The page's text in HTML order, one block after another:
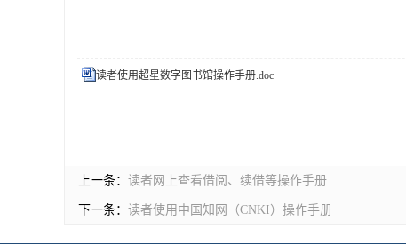
读者使用超星数字图书馆操作手册.doc
上一条： 读者网上查看借阅、续借等操作手册
下一条： 读者使用中国知网（CNKI）操作手册